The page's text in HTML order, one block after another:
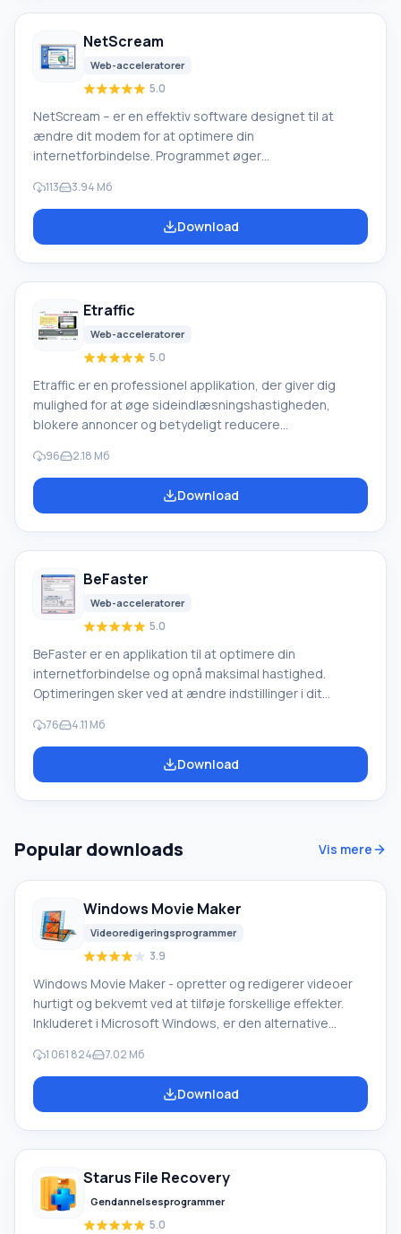
NetScream
Web-acceleratorer
5.0
NetScream – er en effektiv software designet til at
ændre dit modem for at optimere din
internetforbindelse. Programmet øger
eliminerer muligheden for afbrydelser i
internetforbindelsen. For at øge ydeevnen foretager
applikationen ændringer i registreringsdatabasen og
Funktioner i NetScream
113 3.94 Мб
Download
Etraffic
Web-acceleratorer
5.0
Etraffic er en professionel applikation, der giver dig
mulighed for at øge sideindlæsningshastigheden,
blokere annoncer og betydeligt reducere
denne applikation vil dine netværksomkostninger blive
betydeligt reduceret. Programmet vil være mest nyttigt
for dem, der ikke har ubegrænset trafik og betaler for
96 2.18 Мб
Download
BeFaster
Web-acceleratorer
5.0
BeFaster er en applikation til at optimere din
internetforbindelse og opnå maksimal hastighed.
Optimeringen sker ved at ændre indstillinger i dit
dial-up, LAN, xDSL, ISDN, AOL, Opera, IE og Symantec
PcAnyWhere. Programmet kan starte
optimeringsprocessen både i automatisk tilstand og
76 4.11 Мб
Download
Popular downloads Vis mere
Windows Movie Maker
Videoredigeringsprogrammer
3.9
Windows Movie Maker - opretter og redigerer videoer
hurtigt og bekvemt ved at tilføje forskellige effekter.
Inkluderet i Microsoft Windows, er den alternative
Live-softwarepakke fra Microsoft. Funktioner i Windows
Movie Maker: Optag video fra forskellige kilder
(videokameraer, mobiltelefoner, digitale videokameraer,
1 061 824 7.02 Мб
Download
Starus File Recovery
Gendannelsesprogrammer
5.0